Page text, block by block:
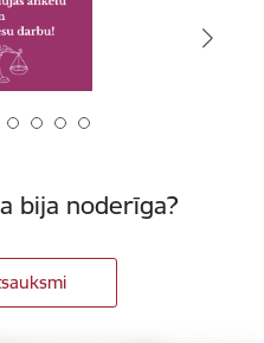
bija noderīga?